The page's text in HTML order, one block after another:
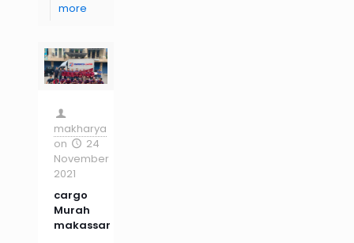
more
makharya
on
24
November
2021
cargo
Murah
makassar